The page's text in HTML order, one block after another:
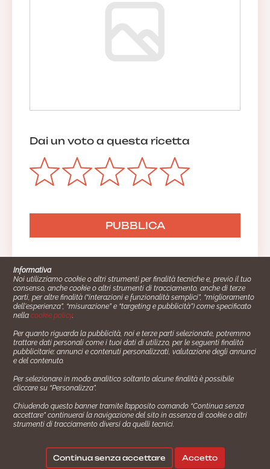
Dai un voto a questa ricetta
Cucinare.it è un marchio commerciale di Impiego24.it s.r.l.
copyright 2014 - 2024 P.IVA: 03406490130
Azienda certiﬁcata ISO 27001 numero: SNR 73140386/89/I
- Azienda certiﬁcata ISO 9001 numero: SNR
Gestione consensi e categorie merceologiche marketing
Seguici su:
Informativa
Noi utilizziamo cookie o altri strumenti per finalità tecniche e, previo il tuo
consenso, anche cookie o altri strumenti di tracciamento, anche di terze
parti, per altre finalità (“interazioni e funzionalità semplici”, “miglioramento
dell'esperienza”, “misurazione” e “targeting e pubblicità”) come specificato
nellacookie policy.
Per quanto riguarda la pubblicità, noi e terze parti selezionate, potremmo
trattare dati personali come i tuoi dati di utilizzo, per le seguenti finalità
pubblicitarie: annunci e contenuti personalizzati, valutazione degli annunci
e del contenuto.
Per selezionare in modo analitico soltanto alcune finalità è possibile
cliccare su “Personalizza”.
Chiudendo questo banner tramite l’apposito comando “Continua senza
accettare” continuerai la navigazione del sito in assenza di cookie o altri
strumenti di tracciamento diversi da quelli tecnici.
Continua senza accettare Accetto